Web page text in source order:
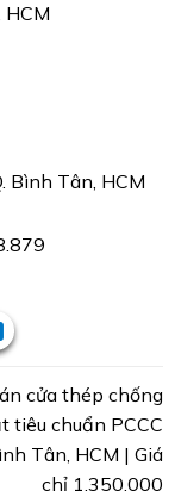
Bình Tân, HCM
cửa thép chống
tiêu chuẩn PCCC
Tân, HCM | Giá
chỉ 1.350.000